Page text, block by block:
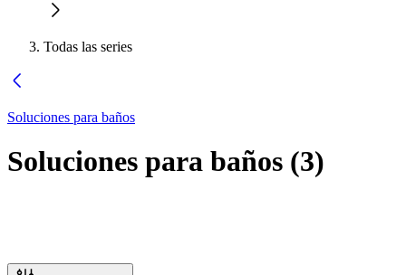
Todas las series
Soluciones para baños
Soluciones para baños (3)